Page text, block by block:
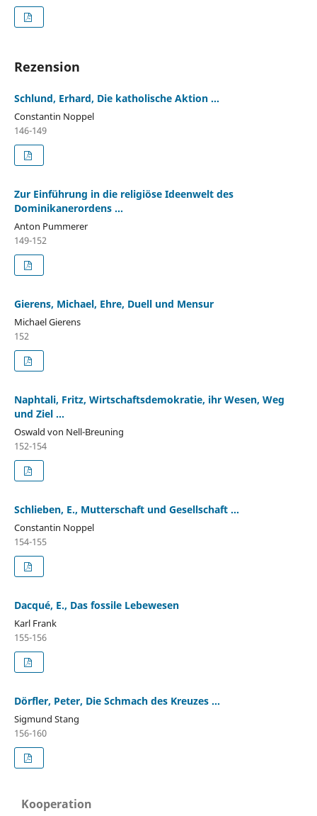
Rezension
Schlund, Erhard, Die katholische Aktion ...
Constantin Noppel
146-149
Zur Einführung in die religiöse Ideenwelt des
Dominikanerordens ...
Anton Pummerer
149-152
Gierens, Michael, Ehre, Duell und Mensur
Michael Gierens
152
Naphtali, Fritz, Wirtschaftsdemokratie, ihr Wesen, Weg
und Ziel ...
Oswald von Nell-Breuning
152-154
Schlieben, E., Mutterschaft und Gesellschaft ...
Constantin Noppel
154-155
Dacqué, E., Das fossile Lebewesen
Karl Frank
155-156
Dörfler, Peter, Die Schmach des Kreuzes ...
Sigmund Stang
156-160
Kooperation